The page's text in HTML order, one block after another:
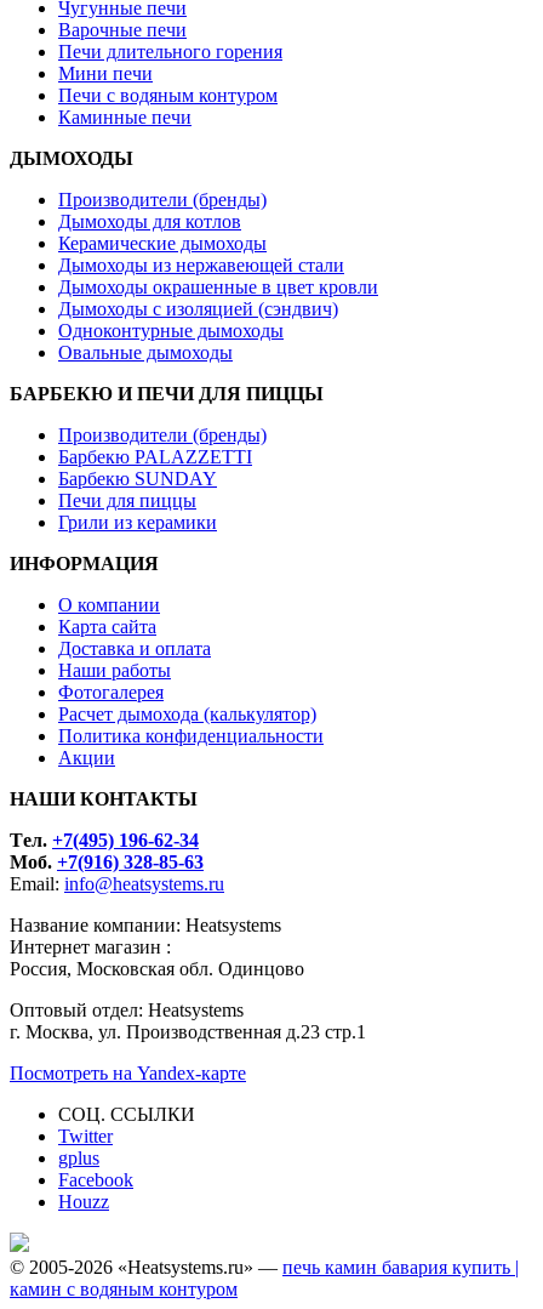
Чугунные печи
Варочные печи
Печи длительного горения
Мини печи
Печи с водяным контуром
Каминные печи
ДЫМОХОДЫ
Производители (бренды)
Дымоходы для котлов
Керамические дымоходы
Дымоходы из нержавеющей стали
Дымоходы окрашенные в цвет кровли
Дымоходы с изоляцией (сэндвич)
Одноконтурные дымоходы
Овальные дымоходы
БАРБЕКЮ И ПЕЧИ ДЛЯ ПИЦЦЫ
Производители (бренды)
Барбекю PALAZZETTI
Барбекю SUNDAY
Печи для пиццы
Грили из керамики
ИНФОРМАЦИЯ
О компании
Карта сайта
Доставка и оплата
Наши работы
Фотогалерея
Расчет дымохода (калькулятор)
Политика конфиденциальности
Акции
НАШИ КОНТАКТЫ
Tел. +7(495) 196-62-34
Моб. +7(916) 328-85-63
Email: info@heatsystems.ru
Название компании: Heatsystems
Интернет магазин :
Россия, Московская обл. Одинцово
Оптовый отдел: Heatsystems
г. Москва, ул. Производственная д.23 стр.1
Посмотреть на Yandex-карте
СОЦ. ССЫЛКИ
Twitter
gplus
Facebook
Houzz
© 2005-2026 «Heatsystems.ru» — печь камин бавария купить |
камин с водяным контуром